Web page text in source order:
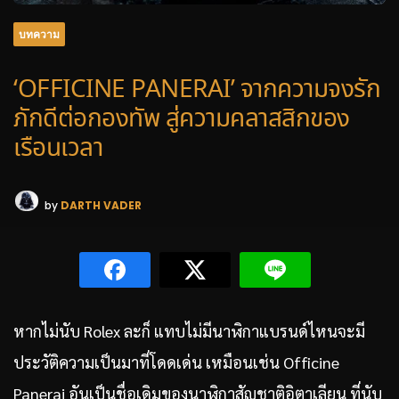
บทความ
‘OFFICINE PANERAI’ จากความจงรัก
ภักดีต่อกองทัพ สู่ความคลาสสิกของ
เรือนเวลา
by DARTH VADER
หากไม่นับ Rolex ละก็ แทบไม่มีนาฬิกาแบรนด์ไหนจะมี
ประวัติความเป็นมาที่โดดเด่น เหมือนเช่น Officine
Panerai อันเป็นชื่อเดิมของนาฬิกาสัญชาติอิตาเลียน ที่นับ